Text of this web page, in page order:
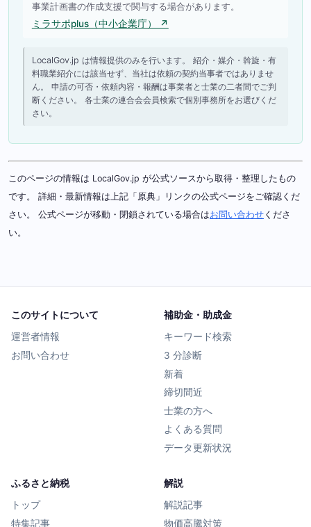
事業計画書の作成支援で関与する場合があります。
ミラサポplus（中小企業庁） ↗
LocalGov.jp は情報提供のみを行います。 紹介・媒介・斡旋・有
料職業紹介には該当せず、当社は依頼の契約当事者ではありませ
ん。 申請の可否・依頼内容・報酬は事業者と士業の二者間でご判
断ください。 各士業の連合会会員検索で個別事務所をお選びくだ
さい。
このページの情報は LocalGov.jp が公式ソースから取得・整理したもの
です。 詳細・最新情報は上記「原典」リンクの公式ページをご確認くだ
さい。 公式ページが移動・閉鎖されている場合はお問い合わせ くださ
い。
このサイトについて
運営者情報
お問い合わせ
補助金・助成金
キーワード検索
3 分診断
新着
締切間近
士業の方へ
よくある質問
データ更新状況
ふるさと納税
トップ
特集記事
解説
解説記事
物価高騰対策